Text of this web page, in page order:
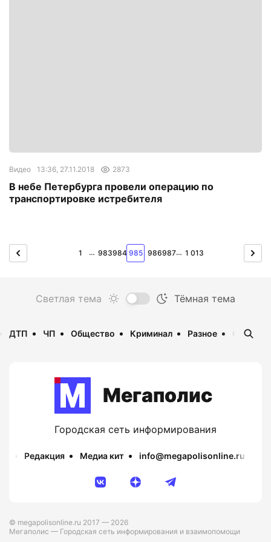
Видео 13:36, 27.11.2018 2873
В небе Петербурга провели операцию по
транспортировке истребителя
1 … 983984 985 986987… 1 013
ДТП ЧП Общество Криминал Разное
Мегаполис
Городская сеть информирования
Редакция Медиа кит info@megapolisonline.ru
© megapolisonline.ru 2017 — 2026
Мегаполис — Городская сеть информирования и взаимопомощи